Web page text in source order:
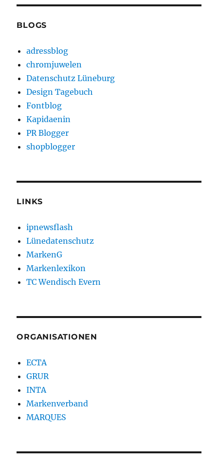
BLOGS
adressblog
chromjuwelen
Datenschutz Lüneburg
Design Tagebuch
Fontblog
Kapidaenin
PR Blogger
shopblogger
LINKS
ipnewsflash
Lünedatenschutz
MarkenG
Markenlexikon
TC Wendisch Evern
ORGANISATIONEN
ECTA
GRUR
INTA
Markenverband
MARQUES